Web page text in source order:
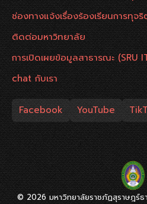
ช่องทางแจ้งเรื่องร้องเรียนการทุจ
ติดต่อมหาวิทยาลัย
การเปิดเผยข้อมูลสาธารณะ (SRU
chat กับเรา
Facebook YouTube
© 2026 มหาวิทยาลัยราชภัฏสุราษฎร์